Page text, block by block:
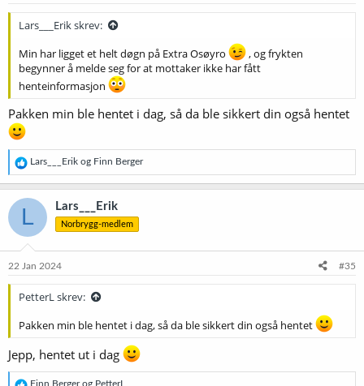
Lars___Erik skrev:
Min har ligget et helt døgn på Extra Osøyro
, og frykten
begynner å melde seg for at mottaker ikke har fått
henteinformasjon
Pakken min ble hentet i dag, så da ble sikkert din også hentet
R
e
a
k
j
o
e
Lars___Erik og Finn Berger
L Lars___Erik
Norbrygg-medlem
22 Jan 2024 #35
PetterL skrev:
Pakken min ble hentet i dag, så da ble sikkert din også hentet
Jepp, hentet ut i dag
R
Finn Bergerog PetterL